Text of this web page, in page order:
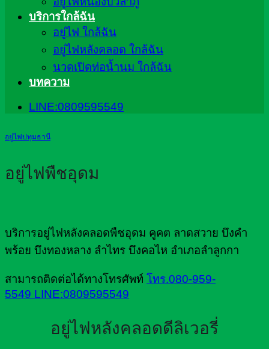
บริการใกล้ฉัน
อยู่ไฟ ใกล้ฉัน
อยู่ไฟหลังคลอด ใกล้ฉัน
นวดเปิดท่อน้ำนม ใกล้ฉัน
บทความ
LINE:0809595549
อยู่ไฟปทุมธานี
อยู่ไฟพืชอุดม
บริการอยู่ไฟหลังคลอดพืชอุดม คูคต ลาดสวาย บึงคำ
พร้อย บึงทองหลาง ลำไทร บึงคอไห อำเภอลำลูกกา
สามารถติดต่อได้ทางโทรศัพท์ โทร.080-959-
5549 LINE:0809595549
อยู่ไฟหลังคลอดดีลิเวอรี่